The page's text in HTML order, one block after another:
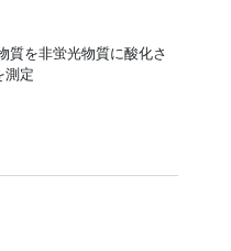
質を非蛍光物質に酸化さ
測定